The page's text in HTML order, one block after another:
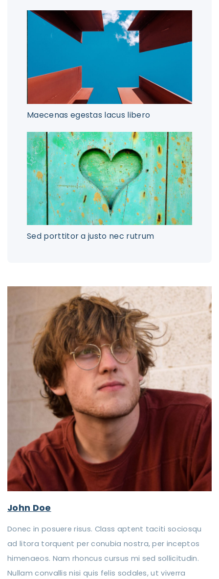
Maecenas egestas lacus libero
Sed porttitor a justo nec rutrum
John Doe
Donec in posuere risus. Class aptent taciti sociosqu
ad litora torquent per conubia nostra, per inceptos
himenaeos. Nam rhoncus cursus mi sed sollicitudin.
Nullam convallis nisi quis felis sodales, ut viverra